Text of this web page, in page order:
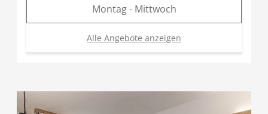
Montag - Mittwoch
Alle Angebote anzeigen